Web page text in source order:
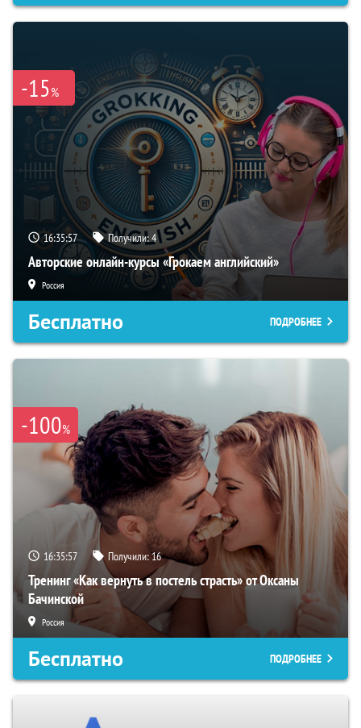
-15%
16:35:56 Получили:4
Авторские онлайн-курсы «Грокаем английский»
Россия
Бесплатно ПОДРОБНЕЕ
-100%
16:35:56 Получили:16
Тренинг «Как вернуть в постель страсть» от Оксаны
Бачинской
Россия
Бесплатно ПОДРОБНЕЕ